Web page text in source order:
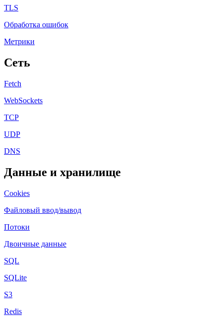
TLS
Обработка ошибок
Метрики
Сеть
Fetch
WebSockets
TCP
UDP
DNS
Данные и хранилище
Cookies
Файловый ввод/вывод
Потоки
Двоичные данные
SQL
SQLite
S3
Redis